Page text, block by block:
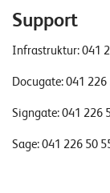
Support
Infrastruktur:041
Docugate:041 226
Signgate:041 226
Sage:041 226 50